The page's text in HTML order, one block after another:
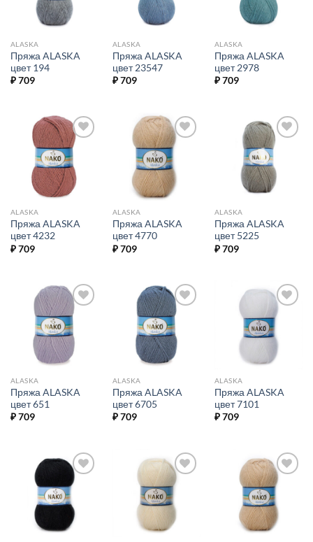
ALASKA
Пряжа ALASKA
цвет 194
₽709
ALASKA
Пряжа ALASKA
цвет 23547
₽709
ALASKA
Пряжа ALASKA
цвет 2978
₽709
Добавить в
избранное.
ALASKA
Пряжа ALASKA
цвет 4232
₽709
Добавить в
избранное.
ALASKA
Пряжа ALASKA
цвет 4770
₽709
Добавить в
избранное.
ALASKA
Пряжа ALASKA
цвет 5225
₽709
Добавить в
избранное.
ALASKA
Пряжа ALASKA
цвет 651
₽709
Добавить в
избранное.
ALASKA
Пряжа ALASKA
цвет 6705
₽709
Добавить в
избранное.
ALASKA
Пряжа ALASKA
цвет 7101
₽709
Добавить в
избранное.
Добавить в
избранное.
Добавить в
избранное.